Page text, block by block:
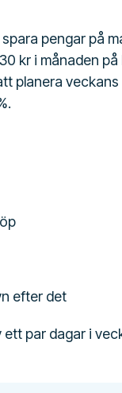
pengar på
kr i månaden på
planera
efter det
par dagar i